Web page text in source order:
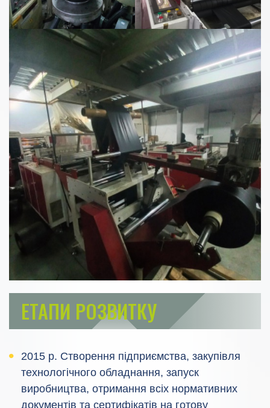
ЕТАПИ РОЗВИТКУ
2015 р. Створення підприємства, закупівля
технологічного обладнання, запуск
виробництва, отримання всіх нормативних
документів та сертифікатів на готову